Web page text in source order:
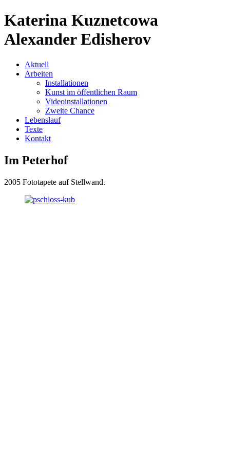
Katerina Kuznetcowa
Alexander Edisherov
Aktuell
Arbeiten
Installationen
Kunst im öffentlichen Raum
Videoinstallationen
Zweite Chance
Lebenslauf
Texte
Kontakt
Im Peterhof
2005 Fototapete auf Stellwand.